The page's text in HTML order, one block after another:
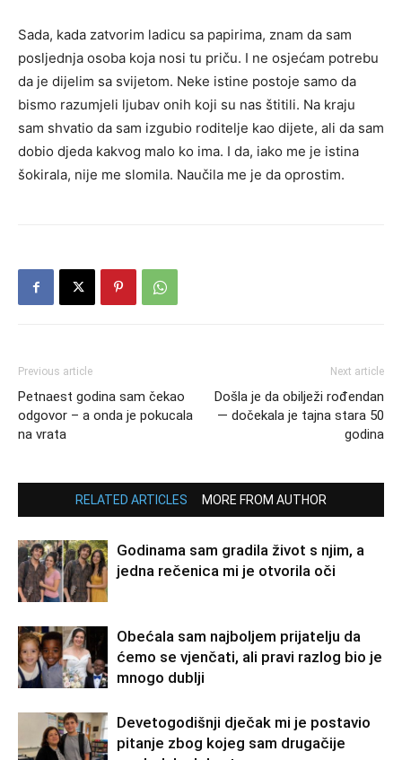
Sada, kada zatvorim ladicu sa papirima, znam da sam
posljednja osoba koja nosi tu priču. I ne osjećam potrebu
da je dijelim sa svijetom. Neke istine postoje samo da
bismo razumjeli ljubav onih koji su nas štitili. Na kraju
sam shvatio da sam izgubio roditelje kao dijete, ali da sam
dobio djeda kakvog malo ko ima. I da, iako me je istina
šokirala, nije me slomila. Naučila me je da oprostim.
Previous article
Petnaest godina sam čekao
odgovor – a onda je pokucala
na vrata
Next article
Došla je da obilježi rođendan
— dočekala je tajna stara 50
godina
RELATED ARTICLES MORE FROM AUTHOR
Godinama sam gradila život s njim, a
jedna rečenica mi je otvorila oči
Obećala sam najboljem prijatelju da
ćemo se vjenčati, ali pravi razlog bio je
mnogo dublji
Devetogodišnji dječak mi je postavio
pitanje zbog kojeg sam drugačije